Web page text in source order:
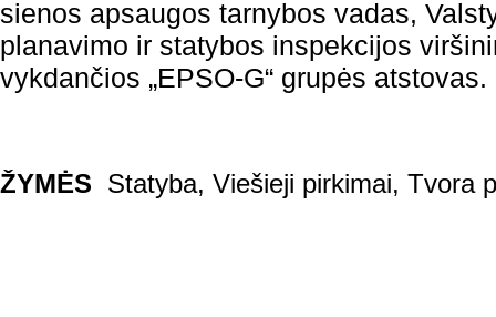
sienos apsaugos tarnybos vadas,
planavimo ir statybos inspekcijos
vykdančios „EPSO-G“ grupės atstovas.
ŽYMĖS Statyba, Viešieji pirkimai, Tvora